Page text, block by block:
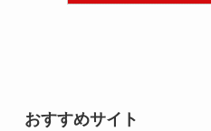
おすすめサイト